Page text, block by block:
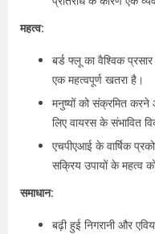
महत्व:
बर्ड फ्लू का वैश्विक
एक महत्वपूर्ण खतरा है।
मनुष्यों को संक्रमित
लिए वायरस के संभावित
एचपीएआई के वार्षिक
सक्रिय उपायों के महत्व
समाधान:
बढ़ी हुई निगरानी और